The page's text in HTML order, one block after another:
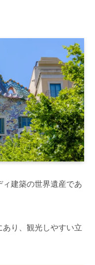
建築の世界遺産であ
り、観光しやすい立